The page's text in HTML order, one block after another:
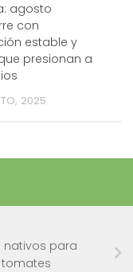
agosto
con
estable y
presionan a
2025
nativos para